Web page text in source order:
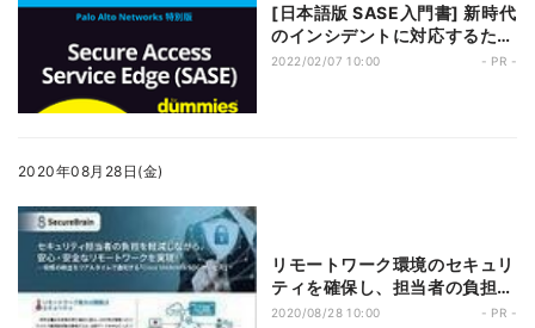
[日本語版 SASE入門書] 新時代
のインシデントに対応するため
に
2022/02/07 10:00 - PR -
2020年08月28日(金)
リモートワーク環境のセキュリ
ティを確保し、担当者の負担も
減らすには?
2020/08/28 10:00 - PR -